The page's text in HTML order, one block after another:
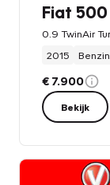
Fiat 500
0.9 TwinAir
2015
€ 7.900
Bekijk